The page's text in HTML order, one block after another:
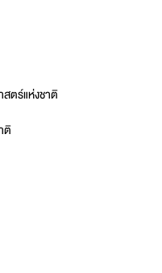
ตร์แห่งชาติ
ติ